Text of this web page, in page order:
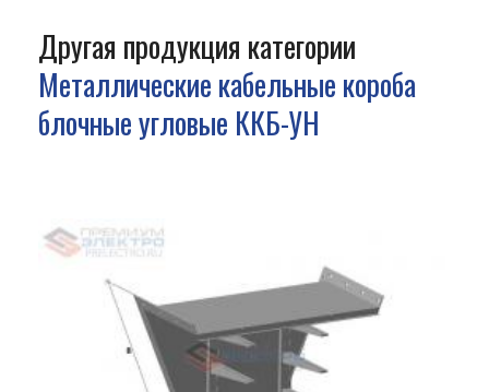
Другая продукция категории
Металлические кабельные короба
блочные угловые ККБ-УН